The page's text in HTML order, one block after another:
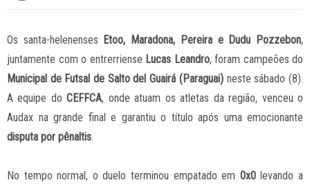
Os santa-helenenses Etoo, Maradona, Pereira e Dudu Pozzebon,
juntamente com o entrerriense Lucas Leandro, foram campeões do
Municipal de Futsal de Salto del Guairá (Paraguai)neste sábado (8).
A equipe doCEFFCA, onde atuam os atletas da região, venceu o
Audax na grande final e garantiu o título após uma emocionante
disputa por pênaltis.
No tempo normal, o duelo terminou empatado em 0x0levando a